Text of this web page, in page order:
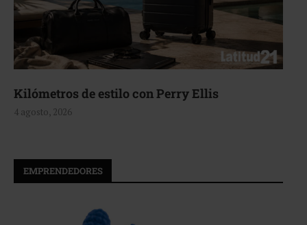
con Perry Ellis
EMPRENDEDORES